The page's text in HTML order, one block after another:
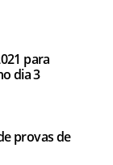
para
dia 3
provas de